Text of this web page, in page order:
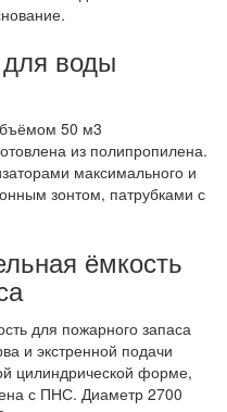
воды
из полипропилена.
максимального и
зонтом, патрубками с
ёмкость
и экстренной подачи
цилиндрической форме,
с ПНС. Диаметр 2700